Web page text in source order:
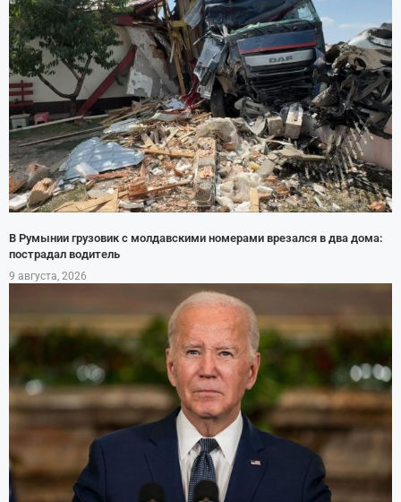
В Румынии грузовик с молдавскими номерами врезался в два дома:
пострадал водитель
9 августа, 2026